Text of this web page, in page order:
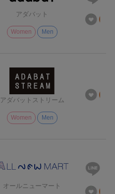
アダバット
Women Men
アダバットストリーム
Women Men
オールニューマート